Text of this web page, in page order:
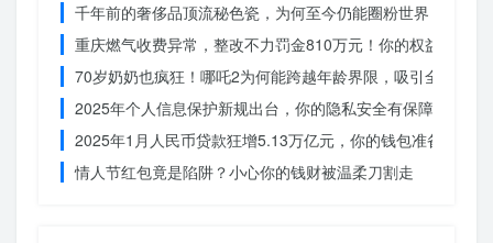
千年前的奢侈品顶流秘色瓷，为何至今仍能圈粉世界？揭秘
重庆燃气收费异常，整改不力罚金810万元！你的权益被侵犯
70岁奶奶也疯狂！哪吒2为何能跨越年龄界限，吸引全民观影
2025年个人信息保护新规出台，你的隐私安全有保障了吗？
2025年1月人民币贷款狂增5.13万亿元，你的钱包准备好了吗
情人节红包竟是陷阱？小心你的钱财被温柔刀割走